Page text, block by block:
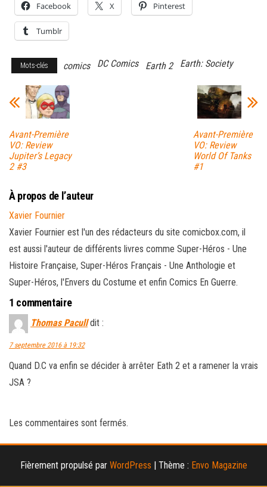
Facebook X Pinterest
Tumblr
Mots-clés comics DC Comics Earth 2 Earth: Society
Avant-Première
VO: Review
Jupiter’s Legacy
2 #3
Avant-Première
VO: Review
World Of Tanks
#1
À propos de l’auteur
Xavier Fournier
Xavier Fournier est l'un des rédacteurs du site comicbox.com, il
est aussi l'auteur de différents livres comme Super-Héros - Une
Histoire Française, Super-Héros Français - Une Anthologie et
Super-Héros, l'Envers du Costume et enfin Comics En Guerre.
1 commentaire
Thomas Pacull dit :
7 septembre 2016 à 19:32
Quand D.C va enfin se décider à arrêter Eath 2 et a ramener la vrais
JSA ?
Les commentaires sont fermés.
Fièrement propulsé par WordPress | Thème : Envo Magazine